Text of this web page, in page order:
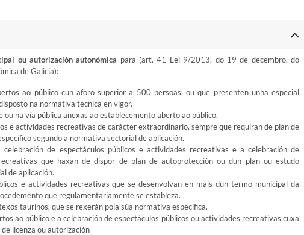
ou autorización autonómica para (art. 41 Lei 9/2013, do 19 de decembro, do
de Galicia):
ao público cun aforo superior a 500 persoas, ou que presenten unha especial
na normativa técnica en vigor.
na vía pública anexas ao establecemento aberto ao público.
e actividades recreativas de carácter extraordinario, sempre que requiran de plan de
segundo a normativa sectorial de aplicación.
de espectáculos públicos e actividades recreativas e a celebración de
que haxan de dispor de plan de autoprotección ou dun plan ou estudo
de aplicación.
e actividades recreativas que se desenvolvan en máis dun termo municipal da
que regulamentariamente se estableza.
taurinos, que se rexerán pola súa normativa específica.
ao público e a celebración de espectáculos públicos ou actividades recreativas cuxa
licenza ou autorización